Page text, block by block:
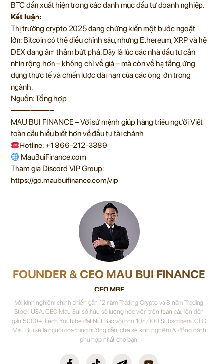
BTC dần xuất hiện trong các danh mục đầu tư doanh nghiệp.
Kết luận:
Thị trường crypto 2025 đang chứng kiến một bước ngoặt
lớn: Bitcoin có thể điều chỉnh sâu, nhưng Ethereum, XRP và hệ
DEX đang âm thầm bứt phá. Đây là lúc các nhà đầu tư cần
nhìn rộng hơn – không chỉ về giá – mà còn về hạ tầng, ứng
dụng thực tế và chiến lược dài hạn của các ông lớn trong
ngành.
Nguồn: Tổng hợp
——————–
MAU BUI FINANCE – Với sứ mệnh giúp hàng triệu người Việt
toàn cầu hiểu biết hơn về đầu tư tài chánh
Hotline: +1 866-212-3389
MauBuiFinance.com
Tham gia Discord VIP Group:
https://go.maubuifinance.com/vip
FOUNDER & CEO MAU BUI FINANCE
CEO MBF
Với kinh nghiệm chinh chiến gần 12 năm Trading Crypto và 8 năm Trading
Stock USA. CEO Mau Bui sở hữu số lượng học viên trên toàn cầu lên đến
gần 5000+, kênh Youtube đạt Nút Bạc với hơn 108,000 Subscribers. CEO
Mau Bui sẽ là người coaching hướng dẫn, chia sẻ kinh nghiệm & đồng hành
phù hợp nhất cho bạn.